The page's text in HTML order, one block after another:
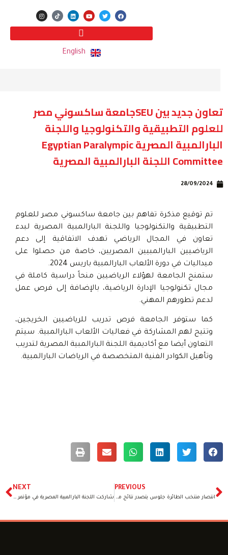
English
تعاون جديد بين SEUجامعة ساكسوني مصر
للعلوم التطبيقية والتكنولوجيا واللجنة
البارالمبية المصرية Egyptian Paralympic
Committee اللجنة البارالمبية المصرية
28/09/2024
تم توقيع مذكرة تفاهم بين جامعة ساكسوني مصر للعلوم
التطبيقية والتكنولوجيا واللجنة البارالمبية المصرية لبدء
تعاون في المجال الرياضي تهدف الاتفاقية إلى دعم
الرياضيين البارالمبيين المصريين، خاصة من حصلوا على
ميداليات في دورة الألعاب البارالمبية باريس 2024.
ستمنح الجامعة لهؤلاء الرياضيين منحاً دراسية كاملة في
مجال تكنولوجيا الإدارة الرياضية، بالإضافة إلى فرص عمل
لدعم تطورهم المهني.
كما ستوفر الجامعة فرص تدريب للرياضيين الخريجين،
وتتيح لهم المشاركة في فعاليات الألعاب البارالمبية. سيتم
التعاون أيضا مع أكاديمية اللجنة البارالمبية المصرية لتدريب
وتأهيل الكوادر الفنية المتخصصة في الرياضات البارالمبية.
PREVIOUS
انتصار منتخب الطائرة جلوس يتصدر نتائج مصر في اليوم الثالث من بارالمبياد باريس
NEXT
شاركت اللجنة البارالمبية المصرية في مؤتمر بهية الثاني للتوعية